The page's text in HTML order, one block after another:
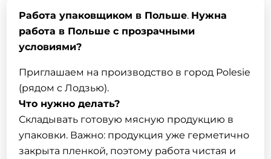
Работа упаковщиком в Польше. Нужна
работа в Польше с прозрачными
условиями?
Приглашаем на производство в город Polesie
(рядом с Лодзью).
Что нужно делать?
Складывать готовую мясную продукцию в
упаковки. Важно: продукция уже герметично
закрыта пленкой, поэтому работа чистая и